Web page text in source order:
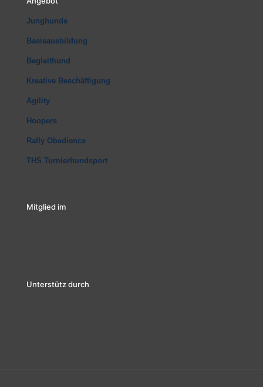
Junghunde
Basisausbildung
Begleithund
Kreative Beschäftigung
Agility
Hoopers
Rally Obedience
THS Turnierhundsport
Mitglied im
Unterstütz durch